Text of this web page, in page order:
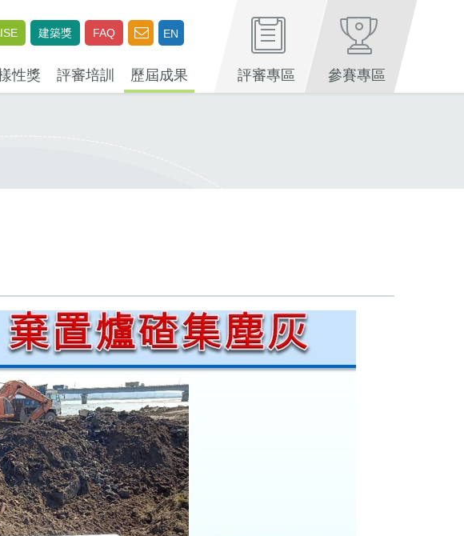
建築獎 FAQ EN
性獎 評審培訓 歷屆成果 評審專區 參賽專區